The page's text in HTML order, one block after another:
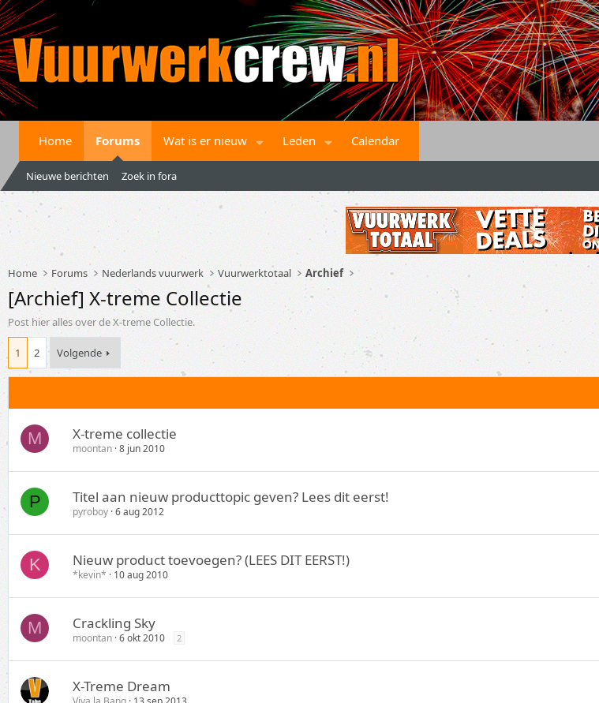
Home Forums Wat is er nieuw Leden Calendar
Nieuwe berichten Zoek in fora
Home Forums Nederlands vuurwerk Vuurwerktotaal Archief
[Archief] X-treme Collectie
Post hier alles over de X-treme Collectie.
1 2 Volgende
M X-treme collectie
moontan 8 jun 2010
P Titel aan nieuw producttopic geven? Lees dit eerst!
pyroboy 6 aug 2012
K Nieuw product toevoegen? (LEES DIT EERST!)
*kevin* 10 aug 2010
M Crackling Sky
moontan 6 okt 2010 2
X-Treme Dream